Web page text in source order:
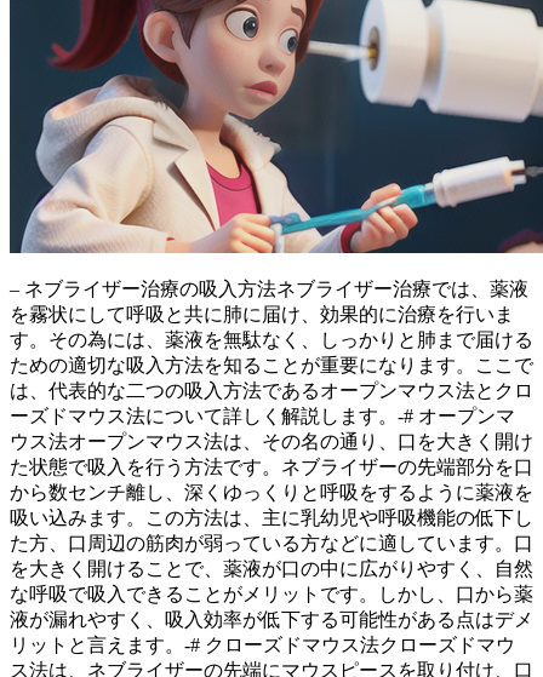
– ネブライザー治療の吸入方法ネブライザー治療では、薬液
を霧状にして呼吸と共に肺に届け、効果的に治療を行いま
す。その為には、 薬液を無駄なく、しっかりと肺まで届ける
ための適切な吸入方法を知ることが重要になります。ここで
は、代表的な二つの吸入方法であるオープンマウス法とクロ
ーズドマウス法について詳しく解説します。-# オープンマ
ウス法オープンマウス法は、その名の通り、 口を大きく開け
た状態で吸入を行う方法です。ネブライザーの先端部分を口
から数センチ離し、深くゆっくりと呼吸をするように薬液を
吸い込みます。この方法は、主に乳幼児や呼吸機能の低下し
た方、口周辺の筋肉が弱っている方などに適しています。口
を大きく開けることで、薬液が口の中に広がりやすく、自然
な呼吸で吸入できることがメリットです。しかし、口から薬
液が漏れやすく、吸入効率が低下する可能性がある点はデメ
リットと言えます。-# クローズドマウス法クローズドマウ
ス法は、ネブライザーの先端にマウスピースを取り付け、口